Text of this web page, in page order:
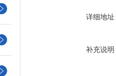
详细地址
补充说明